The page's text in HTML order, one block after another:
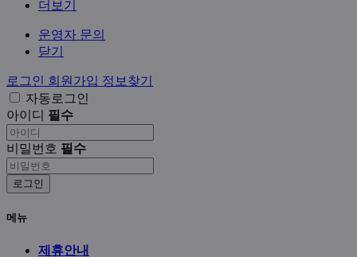
더보기
운영자 문의
닫기
로그인 회원가입 정보찾기
자동로그인
아이디 필수
비밀번호 필수
로그인
메뉴
제휴안내